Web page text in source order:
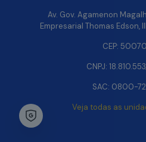
Av. Gov. Agamenon
Empresarial Thomas Edson,
CEP:
CNPJ:
SAC: 0800-
Veja todas as